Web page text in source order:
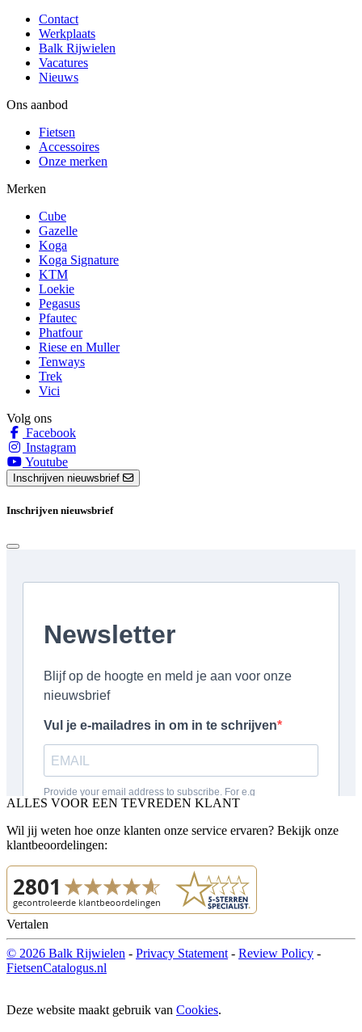
Contact
Werkplaats
Balk Rijwielen
Vacatures
Nieuws
Ons aanbod
Fietsen
Accessoires
Onze merken
Merken
Cube
Gazelle
Koga
Koga Signature
KTM
Loekie
Pegasus
Pfautec
Phatfour
Riese en Muller
Tenways
Trek
Vici
Volg ons
Facebook
Instagram
Youtube
Inschrijven nieuwsbrief
Inschrijven nieuwsbrief
ALLES VOOR EEN TEVREDEN KLANT
Wil jij weten hoe onze klanten onze service ervaren? Bekijk onze
klantbeoordelingen:
Vertalen
© 2026 Balk Rijwielen - Privacy Statement - Review Policy -
FietsenCatalogus.nl
Deze website maakt gebruik van Cookies.